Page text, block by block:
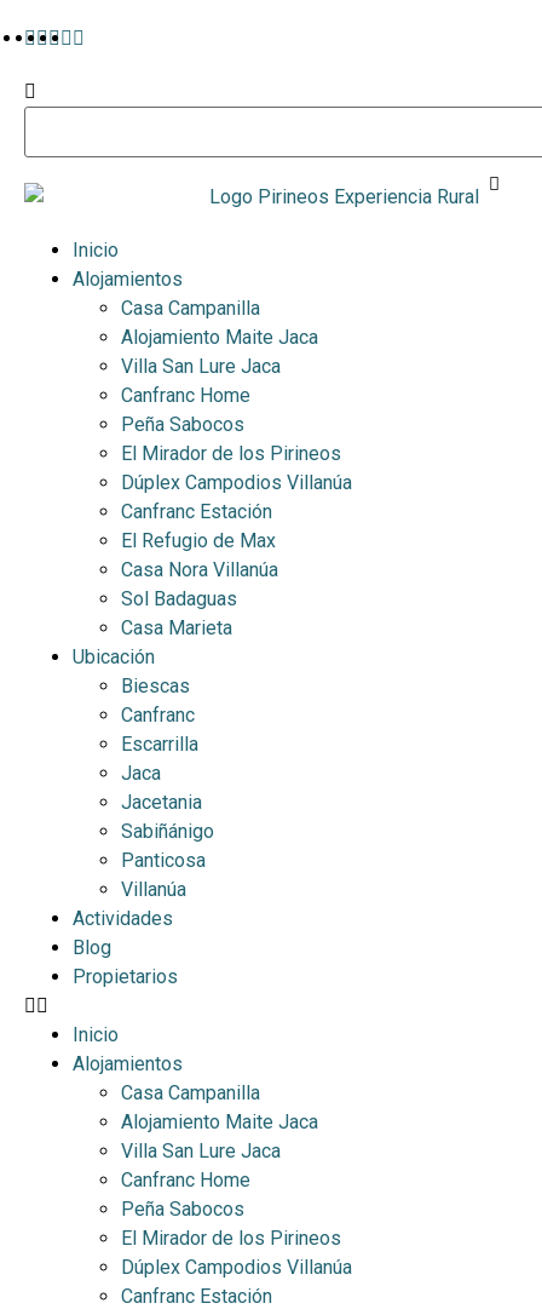
Inicio
Alojamientos
Casa Campanilla
Alojamiento Maite Jaca
Villa San Lure Jaca
Canfranc Home
Peña Sabocos
El Mirador de los Pirineos
Dúplex Campodios Villanúa
Canfranc Estación
El Refugio de Max
Casa Nora Villanúa
Sol Badaguas
Casa Marieta
Ubicación
Biescas
Canfranc
Escarrilla
Jaca
Jacetania
Sabiñánigo
Panticosa
Villanúa
Actividades
Blog
Propietarios
Inicio
Alojamientos
Casa Campanilla
Alojamiento Maite Jaca
Villa San Lure Jaca
Canfranc Home
Peña Sabocos
El Mirador de los Pirineos
Dúplex Campodios Villanúa
Canfranc Estación